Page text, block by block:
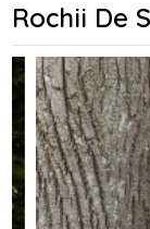
Rochii De